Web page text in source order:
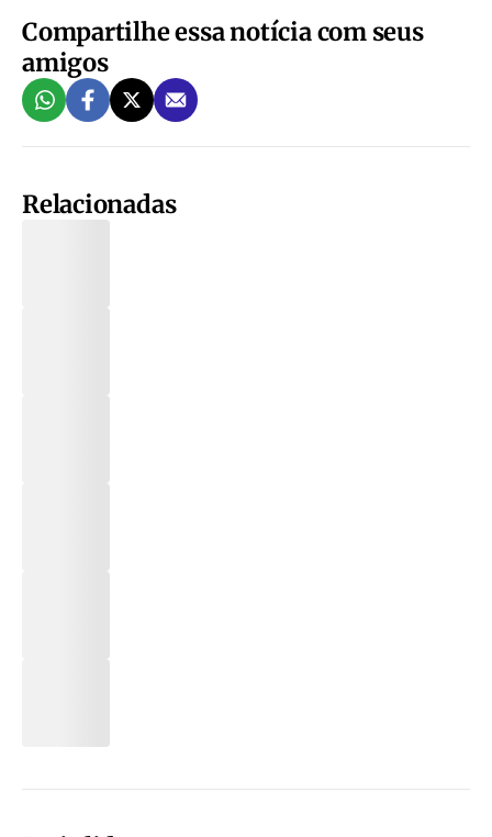
Compartilhe essa notícia com seus
amigos
Relacionadas